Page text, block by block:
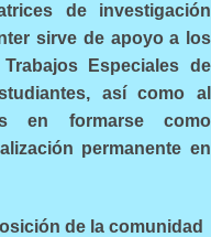
de investigación
sirve de apoyo a los
Especiales de
así como al
en formarse como
permanente en
de la comunidad